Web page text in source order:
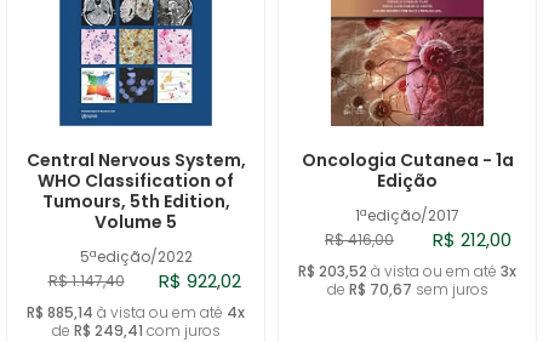
5ªedição/2022
Central Nervous System,
WHO Classification of
Tumours, 5th Edition,
Volume 5
R$ 1.147,40 R$ 922,02
R$ 885,14 à vista ou em até 4x
de R$ 249,41 com juros
1ªedição/2017
Oncologia Cutanea - 1a
Edição
R$ 416,00 R$ 212,00
R$ 203,52 à vista ou em até 3x
de R$ 70,67 sem juros